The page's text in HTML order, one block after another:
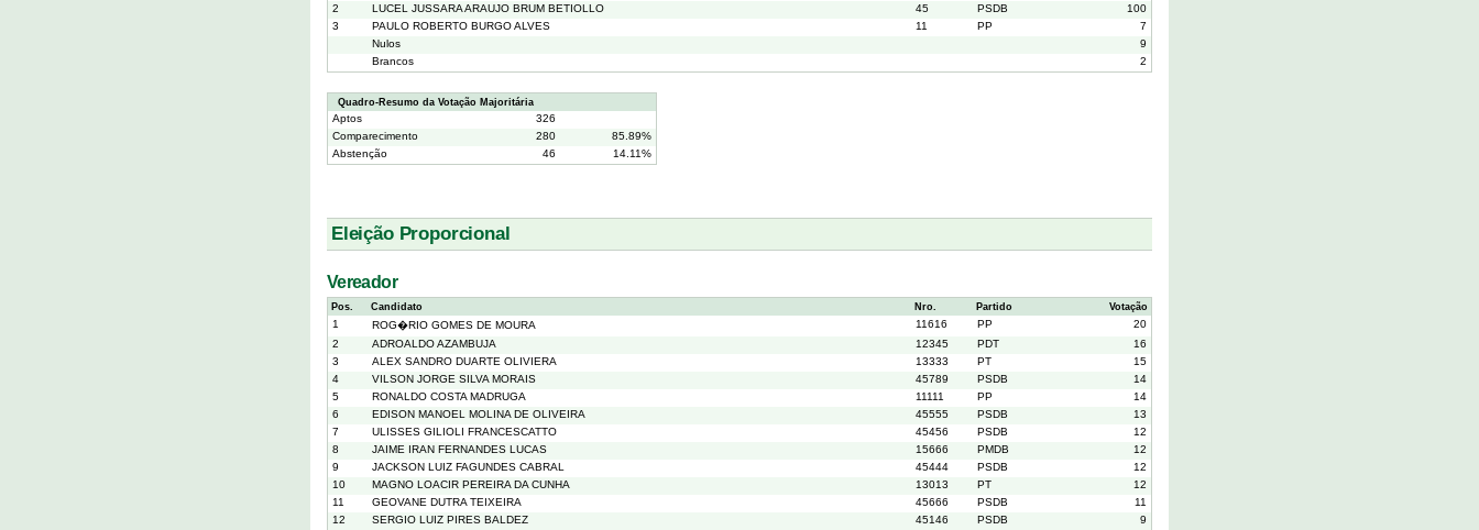
2
LUCEL JUSSARA ARAUJO BRUM BETIOLLO 45 PSDB
100
3
PAULO ROBERTO BURGO ALVES 11 PP
7
Nulos
9
Brancos
2
Quadro-Resumo da Votação Majoritária
Aptos
326
Comparecimento
280
85.89%
Abstenção
46 14.11%
Eleição Proporcional
Vereador
Pos. Candidato Nro. Partido Votação
1 ROG�RIO GOMES DE MOURA 11616 PP
20
2
ADROALDO AZAMBUJA 12345 PDT
16
3
ALEX SANDRO DUARTE OLIVIERA 13333 PT
15
4
VILSON JORGE SILVA MORAIS 45789 PSDB
14
5
RONALDO COSTA MADRUGA 11111 PP
14
6
EDISON MANOEL MOLINA DE OLIVEIRA 45555 PSDB
13
7
ULISSES GILIOLI FRANCESCATTO 45456 PSDB
12
8
JAIME IRAN FERNANDES LUCAS 15666 PMDB
12
9
JACKSON LUIZ FAGUNDES CABRAL 45444 PSDB
12
10
MAGNO LOACIR PEREIRA DA CUNHA 13013 PT
12
11
GEOVANE DUTRA TEIXEIRA 45666 PSDB
11
12
SERGIO LUIZ PIRES BALDEZ 45146 PSDB
9